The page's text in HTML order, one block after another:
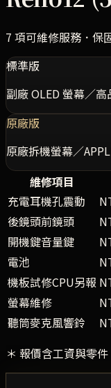
7 項可維修服務．保
標準版
副廠 OLED 螢幕／
原廠版
原廠拆機螢幕／
維修項目
充電耳機孔震動
後鏡頭前鏡頭
開機鍵音量鍵
電池
機板試修CPU另報
螢幕維修
聽筒麥克風響鈴
＊ 報價含工資與零